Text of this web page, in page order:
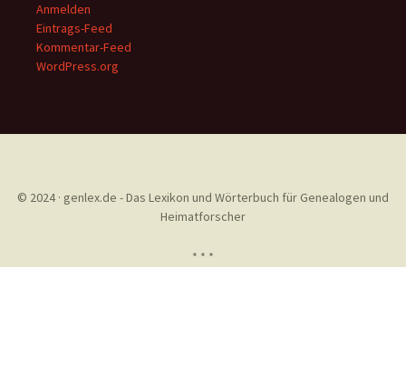
Anmelden
Eintrags-Feed
Kommentar-Feed
WordPress.org
© 2024 · genlex.de - Das Lexikon und Wörterbuch für Genealogen und
Heimatforscher
* * *